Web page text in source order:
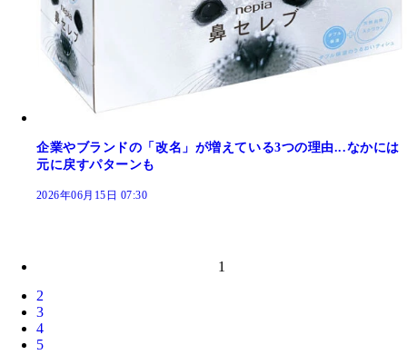
企業やブランドの「改名」が増えている3つの理由...なかには
元に戻すパターンも
2026年06月15日 07:30
1
2
3
4
5